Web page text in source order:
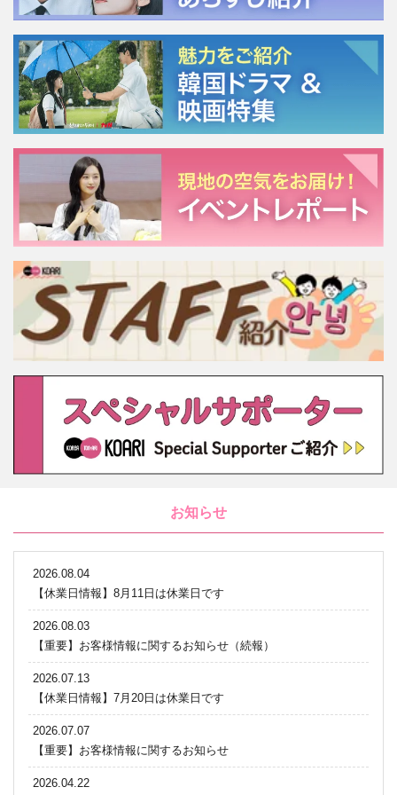
お知らせ
2026.08.04
【休業日情報】8月11日は休業日です
2026.08.03
【重要】お客様情報に関するお知らせ（続報）
2026.07.13
【休業日情報】7月20日は休業日です
2026.07.07
【重要】お客様情報に関するお知らせ
2026.04.22